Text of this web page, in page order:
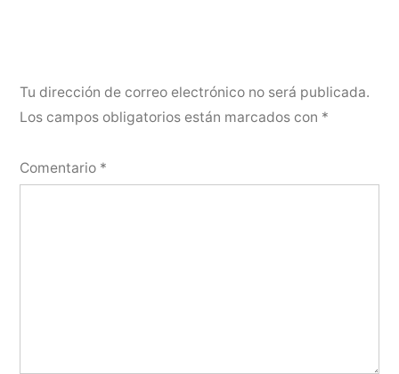
Tu dirección de correo electrónico no será publicada.
Los campos obligatorios están marcados con *
Comentario *